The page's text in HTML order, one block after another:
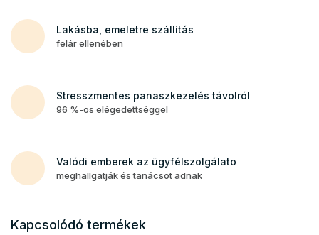
Lakásba, emeletre szállítás
felár ellenében
Stresszmentes panaszkezelés távolról
96 %-os elégedettséggel
Valódi emberek az ügyfélszolgálato
meghallgatják és tanácsot adnak
Kapcsolódó termékek